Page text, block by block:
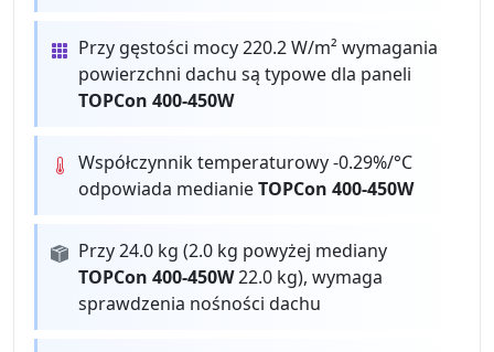
Przy gęstości mocy 220.2 W/m² wymagania
powierzchni dachu są typowe dla paneli
TOPCon 400-450W
Współczynnik temperaturowy -0.29%/°C
odpowiada medianieTOPCon 400-450W
Przy 24.0 kg (2.0 kg powyżej mediany
TOPCon 400-450W22.0 kg), wymaga
sprawdzenia nośności dachu